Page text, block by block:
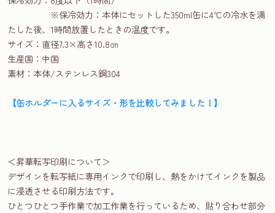
※保冷効力：本体にセットした350ml缶に4℃の冷水を満
たした後、1時間放置したときの温度です。
サイズ：直径7.3×高さ10.8㎝
生産国：中国
素材：本体/ステンレス鋼304
【缶ホルダーに入るサイズ・形を比較してみました！】
＜昇華転写印刷について＞
デザインを転写紙に専用インクで印刷し、熱をかけてインクを製品
に浸透させる印刷方法です。
ひとつひとつ手作業で加工作業を行っているため、貼り合わせ部分